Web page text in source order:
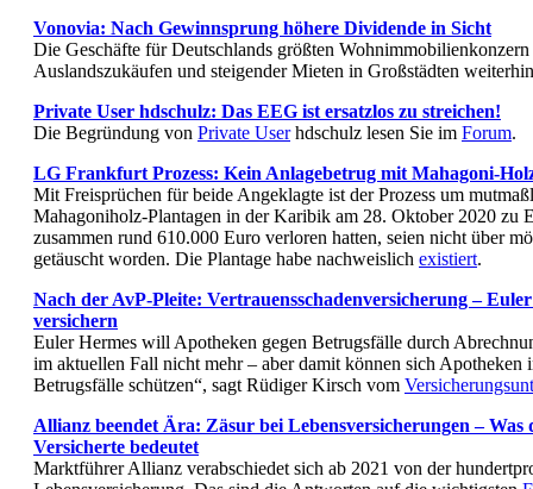
Vonovia: Nach Gewinnsprung höhere Dividende in Sicht
Die Geschäfte für Deutschlands größten Wohnimmobilienkonzern
Auslandszukäufen und steigender Mieten in Großstädten
Private User hdschulz: Das EEG ist ersatzlos zu streichen!
Die Begründung von Private Userhdschulz lesen Sie im Forum.
LG Frankfurt Prozess: Kein Anlagebetrug mit Mahagoni-
Mit Freisprüchen für beide Angeklagte ist der Prozess um
Mahagoniholz-Plantagen in der Karibik am 28. Oktober 2020 zu
zusammen rund 610.000 Euro verloren hatten, seien nicht über
getäuscht worden. Die Plantage habe nachweislich existiert.
Nach der AvP-Pleite: Vertrauensschadenversicherung –
versichern
Euler Hermes will Apotheken gegen Betrugsfälle durch
im aktuellen Fall nicht mehr – aber damit können sich Apotheken
Betrugsfälle schützen“, sagt Rüdiger Kirsch vom
Allianz beendet Ära: Zäsur bei Lebensversicherungen –
Versicherte bedeutet
Marktführer Allianz verabschiedet sich ab 2021 von der